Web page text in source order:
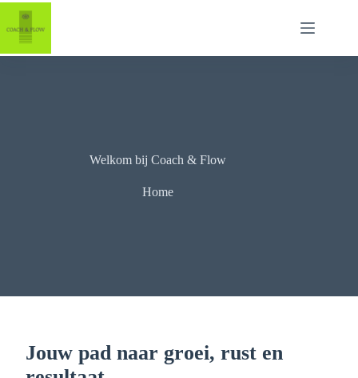
Ga
de
Welkom bij Coach & Flow
Home
Jouw pad naar groei, rust en